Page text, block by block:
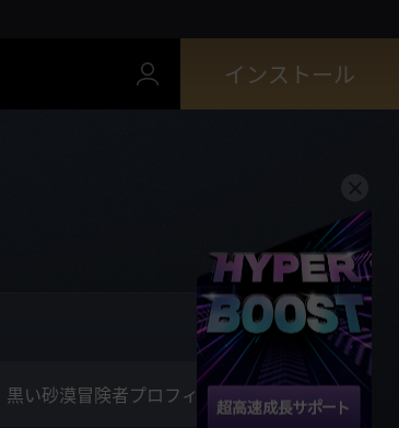
インストール
黒い砂漠冒険者プロフィール